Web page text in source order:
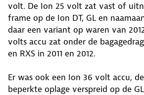
volt. De Ion 25 volt zat vast of
frame op de Ion DT, GL en
daar een variant op waren van
volts accu zat onder de
en RXS in 2011 en 2012.
Er was ook een Ion 36 volt accu,
beperkte oplage verspreid op de